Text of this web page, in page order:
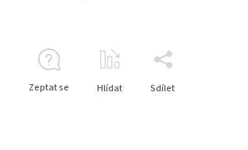
Zeptat se Hlídat Sdílet